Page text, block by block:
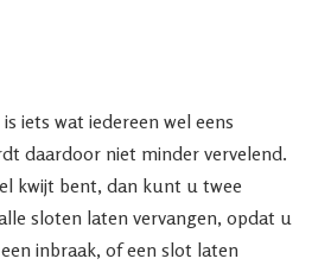
iets wat iedereen wel eens
daardoor niet minder vervelend.
kwijt bent, dan kunt u twee
sloten laten vervangen, opdat u
inbraak, of een slot laten